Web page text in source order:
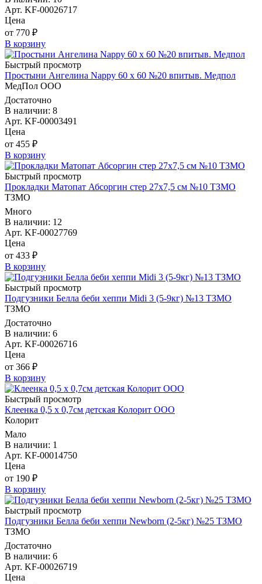
Арт. KF-00026717
Цена
от 770 ₽
В корзину
Быстрый просмотр
Простыни Ангелина Nappy 60 х 60 №20 впитыв. Медпол
МедПол ООО
Достаточно
В наличии: 8
Арт. KF-00003491
Цена
от 455 ₽
В корзину
Быстрый просмотр
Прокладки Матопат Абсоргин стер 27х7,5 см №10 ТЗМО
ТЗМО
Много
В наличии: 12
Арт. KF-00027769
Цена
от 433 ₽
В корзину
Быстрый просмотр
Подгузники Белла беби хеппи Midi 3 (5-9кг) №13 ТЗМО
ТЗМО
Достаточно
В наличии: 6
Арт. KF-00026716
Цена
от 366 ₽
В корзину
Быстрый просмотр
Клеенка 0,5 х 0,7см детская Колорит ООО
Колорит
Мало
В наличии: 1
Арт. KF-00014750
Цена
от 190 ₽
В корзину
Быстрый просмотр
Подгузники Белла беби хеппи Newborn (2-5кг) №25 ТЗМО
ТЗМО
Достаточно
В наличии: 6
Арт. KF-00026719
Цена